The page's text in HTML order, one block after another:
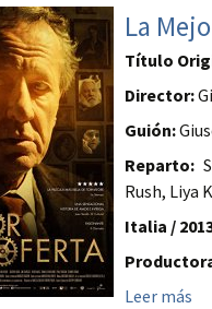
La
Título
Director:
Guión:
Reparto:
Rush, Liya
Italia /
Leer más